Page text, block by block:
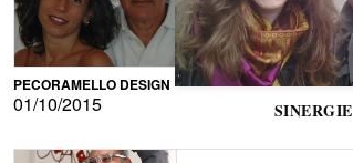
PECORAMELLO DESIGN
01/10/2015 SINERGIE